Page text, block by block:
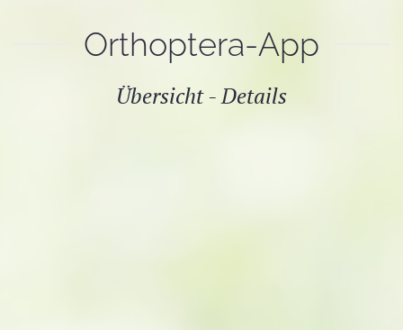
Orthoptera-App
Übersicht - Details